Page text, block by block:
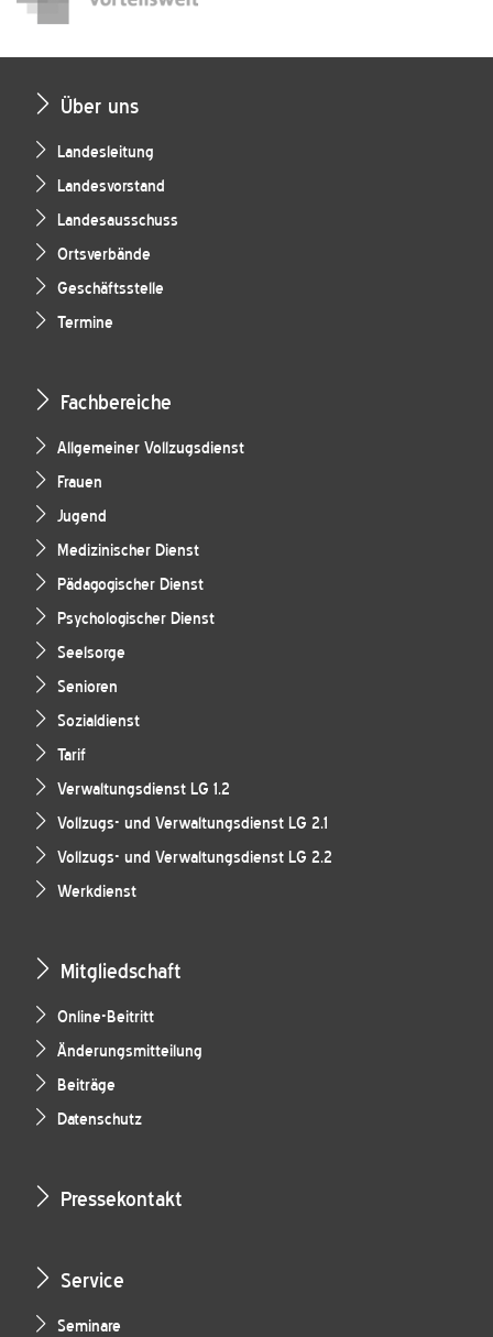
Über uns
Landesleitung
Landesvorstand
Landesausschuss
Ortsverbände
Geschäftsstelle
Termine
Fachbereiche
Allgemeiner Vollzugsdienst
Frauen
Jugend
Medizinischer Dienst
Pädagogischer Dienst
Psychologischer Dienst
Seelsorge
Senioren
Sozialdienst
Tarif
Verwaltungsdienst LG 1.2
Vollzugs- und Verwaltungsdienst LG 2.1
Vollzugs- und Verwaltungsdienst LG 2.2
Werkdienst
Mitgliedschaft
Online-Beitritt
Änderungsmitteilung
Beiträge
Datenschutz
Pressekontakt
Service
Seminare